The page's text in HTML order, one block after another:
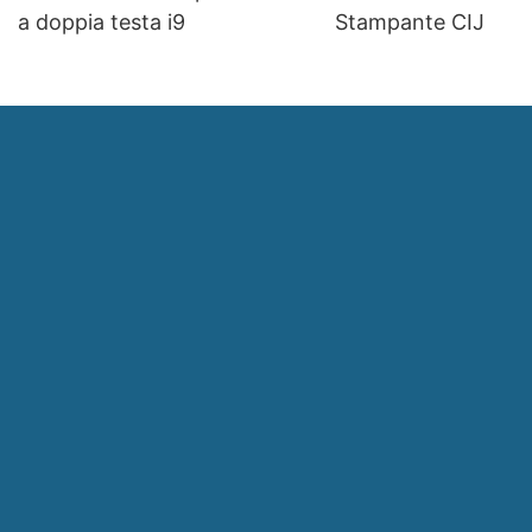
a doppia testa i9
Stampante CIJ